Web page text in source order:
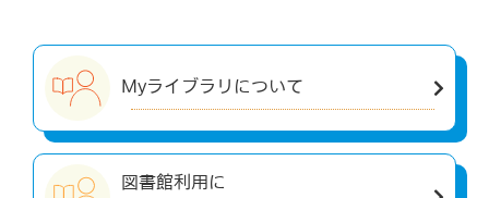
Myライブラリについて
図書館利用に